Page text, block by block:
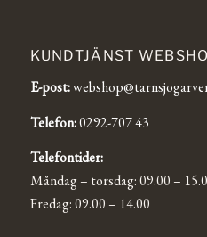
KUNDTJÄNST
E-post:
Telefon:0292-707 43
Telefontider:
Måndag – torsdag: 09.00 –
Fredag: 09.00 – 14.00